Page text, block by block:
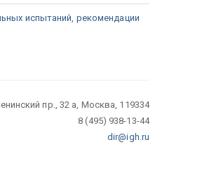
испытаний, рекомендации
пр., 32 а, Москва, 119334
8 (495) 938-13-44
dir@igh.ru